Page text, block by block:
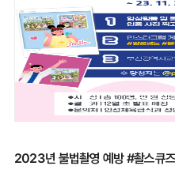
기념하기 시작한 날이며, UN이 공식
80개국의 시민들이 이날을 기념하고
이날은 "남성이 세계, 가족, 지역사회에
있으며, 긍정적인 역할 모델을 강조하
높이며, 성별 간 관계 개선을 목표로 한
여성의 날을 공식 국가 기념일로 지정
3월 8일 전후로 꽃 매출이 2배 증가한
여성들에게 미모사 꽃을 선물한다. 이
세계대전 이후 로마에서 시작된 것으로
‘다크 발렌타인’ 집회는 이날 나이로비
측은 젠더 기반 폭력과 여성이 사랑하
관심을 끌기 위해 다크 발렌타인 데이 행사를
(NGO)인 ‘페미사이드 카운트 케냐’
살해됐다. 지난해 총 152건이 집계됐
수치이다. 대부분 남편이거나 파트너인
솜방망이 처벌하면서 폭력을 키운다는
대중에게 큰 충격을 줬다. 데이트앱을
만에 숙박앱을 이용해 임대아파트를 빌
2023년 불법촬영 예방 #촬스큐